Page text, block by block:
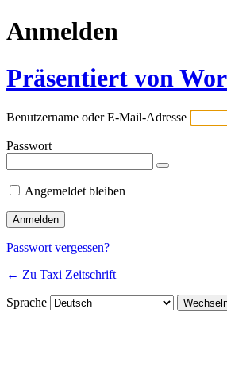
Anmelden
Präsentiert von
Benutzername oder E-Mail-Adresse
Passwort
Angemeldet bleiben
Passwort vergessen?
← Zu Taxi Zeitschrift
Sprache